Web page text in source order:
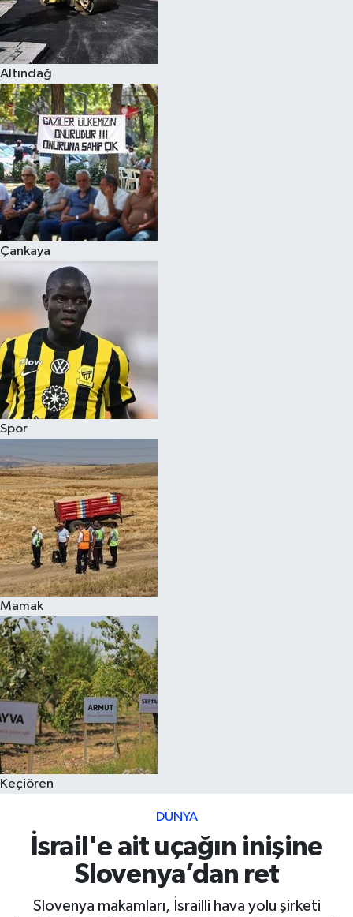
Altındağ
Çankaya
Spor
Mamak
Keçiören
DÜNYA
İsrail'e ait uçağın inişine
Slovenya’dan ret
Slovenya makamları, İsrailli hava yolu şirketi